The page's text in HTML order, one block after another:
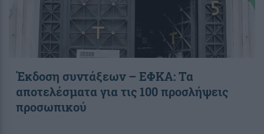
Έκδοση συντάξεων – ΕΦΚΑ: Τα
αποτελέσματα για τις 100 προσλήψεις
προσωπικού